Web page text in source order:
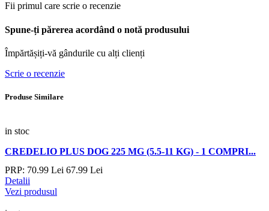
Fii primul care scrie o recenzie
Spune-ți părerea acordând o notă produsului
Împărtășiți-vă gândurile cu alți clienți
Scrie o recenzie
Produse Similare
in stoc
CREDELIO PLUS DOG 225 MG (5.5-11 KG) - 1 COMPRI...
PRP: 70.99 Lei 67.99 Lei
Detalii
Vezi produsul